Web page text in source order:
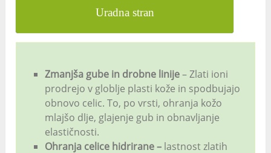
Uradna stran
Zmanjša gube in drobne linije– Zlati ioni
prodrejo v globlje plasti kože in spodbujajo
obnovo celic. To, po vrsti, ohranja kožo
mlajšo dlje, glajenje gub in obnavljanje
elastičnosti.
Ohranja celice hidrirane –lastnost zlatih